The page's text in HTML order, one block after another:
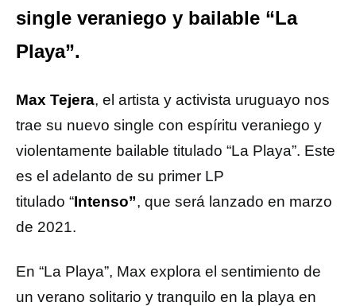
single veraniego y bailable “La
Playa”.
Max Tejera, el artista y activista uruguayo nos
trae su nuevo single con espíritu veraniego y
violentamente bailable titulado “La Playa”. Este
es el adelanto de su primer LP
titulado “Intenso”, que será lanzado en marzo
de 2021.
En “La Playa”, Max explora el sentimiento de
un verano solitario y tranquilo en la playa en